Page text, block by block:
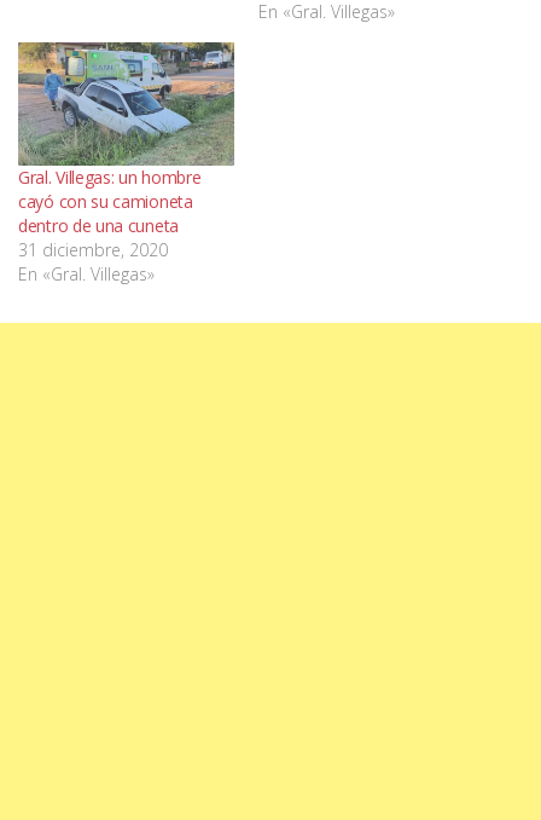
En «Gral. Villegas»
Gral. Villegas: un hombre
cayó con su camioneta
dentro de una cuneta
31 diciembre, 2020
En «Gral. Villegas»